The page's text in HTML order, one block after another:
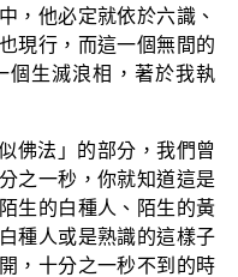
，他必定就依於六識、
現行，而這一個無間的
個生滅浪相，著於我執
佛法」的部分，我們曾
之一秒，你就知道這是
生的白種人、陌生的黃
種人或是熟識的這樣子
，十分之一秒不到的時